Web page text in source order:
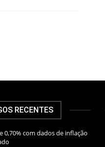
RECENTES
0,70% com dados de inflação